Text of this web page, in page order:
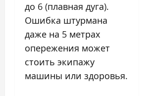
до 6 (плавная дуга).
Ошибка штурмана
даже на 5 метрах
опережения может
стоить экипажу
машины или здоровья.